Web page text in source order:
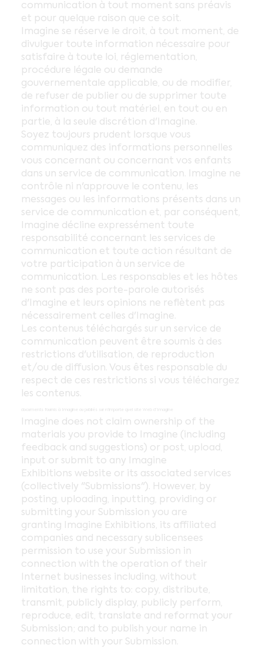
communication à tout moment sans préavis
et pour quelque raison que ce soit.
Imagine se réserve le droit, à tout moment, de
divulguer toute information nécessaire pour
satisfaire à toute loi, réglementation,
procédure légale ou demande
gouvernementale applicable, ou de modifier,
de refuser de publier ou de supprimer toute
information ou tout matériel, en tout ou en
partie, à la seule discrétion d'Imagine.
Soyez toujours prudent lorsque vous
communiquez des informations personnelles
vous concernant ou concernant vos enfants
dans un service de communication. Imagine ne
contrôle ni n'approuve le contenu, les
messages ou les informations présents dans un
service de communication et, par conséquent,
Imagine décline expressément toute
responsabilité concernant les services de
communication et toute action résultant de
votre participation à un service de
communication. Les responsables et les hôtes
ne sont pas des porte-parole autorisés
d'Imagine et leurs opinions ne reflètent pas
nécessairement celles d'Imagine.
Les contenus téléchargés sur un service de
communication peuvent être soumis à des
restrictions d'utilisation, de reproduction
et/ou de diffusion. Vous êtes responsable du
respect de ces restrictions si vous téléchargez
les contenus.
documents fournis à Imagine ou publiés sur n'importe quel site Web d'Imagine
Imagine does not claim ownership of the
materials you provide to Imagine (including
feedback and suggestions) or post, upload,
input or submit to any Imagine
Exhibitions website or its associated services
(collectively "Submissions"). However, by
posting, uploading, inputting, providing or
submitting your Submission you are
granting Imagine Exhibitions, its affiliated
companies and necessary sublicensees
permission to use your Submission in
connection with the operation of their
Internet businesses including, without
limitation, the rights to: copy, distribute,
transmit, publicly display, publicly perform,
reproduce, edit, translate and reformat your
Submission; and to publish your name in
connection with your Submission.